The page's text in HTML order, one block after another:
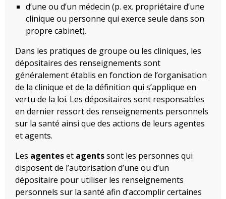
d’une ou d’un médecin (p. ex. propriétaire d’une
clinique ou personne qui exerce seule dans son
propre cabinet).
Dans les pratiques de groupe ou les cliniques, les
dépositaires des renseignements sont
généralement établis en fonction de l’organisation
de la clinique et de la définition qui s’applique en
vertu de la loi. Les dépositaires sont responsables
en dernier ressort des renseignements personnels
sur la santé ainsi que des actions de leurs agentes
et agents.
Les agenteset agentssont les personnes qui
disposent de l’autorisation d’une ou d’un
dépositaire pour utiliser les renseignements
personnels sur la santé afin d’accomplir certaines